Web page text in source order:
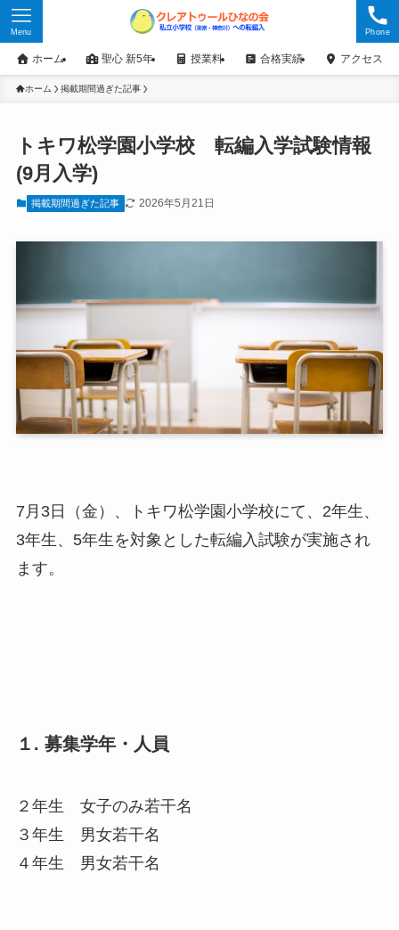
Phone
Menu
ホーム 聖心 新5年 授業料 合格実績 アクセス
ホーム 掲載期間過ぎた記事
トキワ松学園小学校 転編入学試験情報
(9月入学)
掲載期間過ぎた記事 2026年5月21日
7月3日（金）、トキワ松学園小学校にて、2年生、
3年生、5年生を対象とした転編入試験が実施され
ます。
１. 募集学年・人員
２年生 女子のみ若干名
３年生 男女若干名
４年生 男女若干名